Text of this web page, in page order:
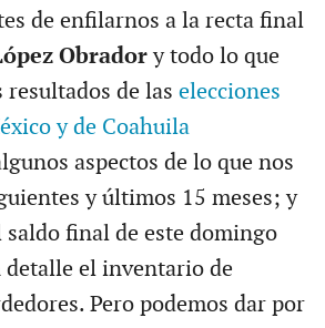
de enfilarnos a la recta final
Obradory todo lo que
resultados de las elecciones
y de Coahuila
aspectos de lo que nos
y últimos 15 meses; y
saldo final de este domingo
detalle el inventario de
Pero podemos dar por